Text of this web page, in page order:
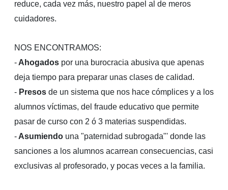
reduce, cada vez más, nuestro papel al de meros
cuidadores.
NOS ENCONTRAMOS:
- Ahogados por una burocracia abusiva que apenas
deja tiempo para preparar unas clases de calidad.
- Presos de un sistema que nos hace cómplices y a los
alumnos víctimas, del fraude educativo que permite
pasar de curso con 2 ó 3 materias suspendidas.
- Asumiendo una "paternidad subrogada"' donde las
sanciones a los alumnos acarrean consecuencias, casi
exclusivas al profesorado, y pocas veces a la familia.